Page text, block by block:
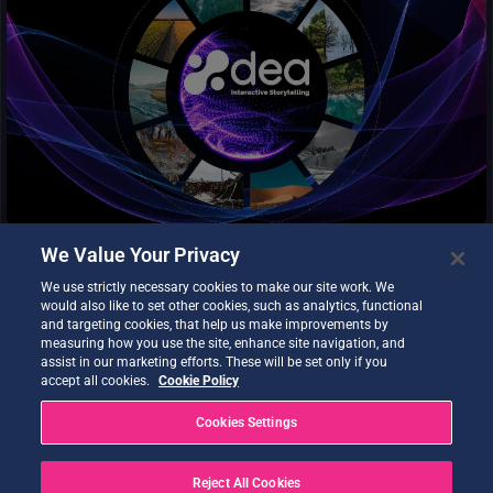
Modelo de Sistemas Terrestres de Noruega
Datos del Modelo de Sistemas Terrestres de Noruega
NorESM2-LM
Servicio de creación de contenidos y plataforma sin código para
la narración de historias y la visualización de datos DestinE . Los
usuarios pueden combinar los datos DEA con sus propios
activos para compartir visualizaciones atractivas con la
comunidad de forma sencilla.
SesamEO hace accesibles los datos de Copernicus y otros
(estadísticos, atmosféricos o climáticos) a través de temas y
colecciones de los catálogos. Las colecciones pueden
pueden visualizarse, filtrarse y descargarse según las
We Value Your Privacy
We use strictly necessary cookies to make our site work. We
would also like to set other cookies, such as analytics, functional
and targeting cookies, that help us make improvements by
measuring how you use the site, enhance site navigation, and
assist in our marketing efforts. These will be set only if you
accept all cookies.
Cookie Policy
Cookies Settings
Reject All Cookies